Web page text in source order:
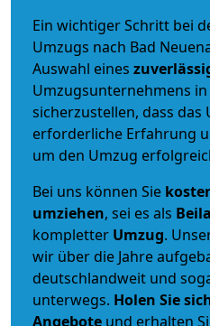
Ein wichtiger Schritt bei
Umzugs nach Bad
Auswahl eines
Umzugsunternehmens
sicherzustellen, dass
erforderliche Erfahrung
um den Umzug
Bei uns können Sie
umziehen, sei es als
kompletter Umzug.
wir über die Jahre
deutschlandweit und
unterwegs. Holen Sie
Angebote und erhalten